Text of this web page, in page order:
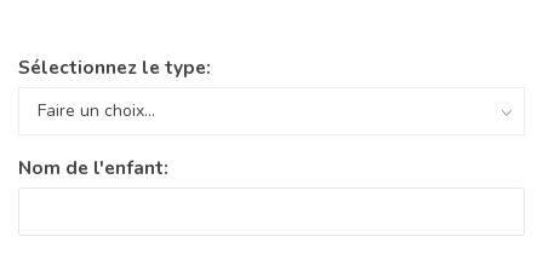
Sélectionnez le type:
Nom de l'enfant: